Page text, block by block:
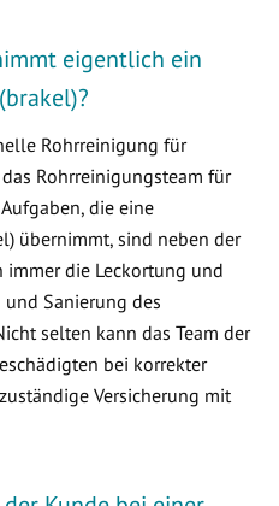
eigentlich ein
Rohrreinigung für
Rohrreinigungsteam für
die eine
übernimmt, sind neben der
immer die Leckortung und
Sanierung des
selten kann das Team der
bei korrekter
Versicherung mit